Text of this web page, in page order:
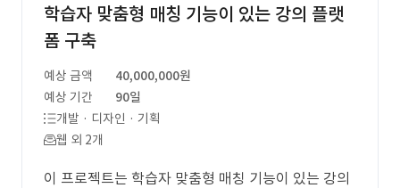
학습자 맞춤형 매칭 기능이 있는 강의 플랫
폼 구축
예상 금액
40,000,000원
예상 기간
90일
개발 · 디자인 · 기획
웹 외 2개
이 프로젝트는 학습자 맞춤형 매칭 기능이 있는 강의